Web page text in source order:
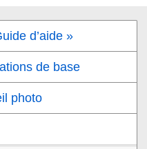
d’aide »
de base
photo